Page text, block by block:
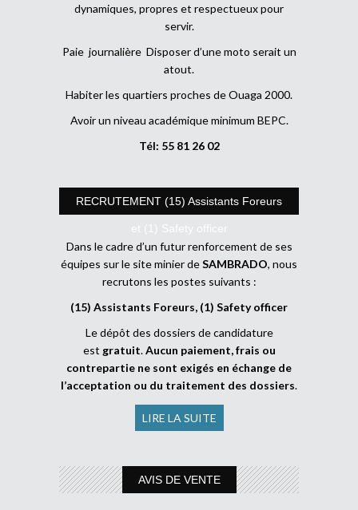
dynamiques, propres et respectueux pour
servir.
Paie journalière Disposer d’une moto serait un
atout.
Habiter les quartiers proches de Ouaga 2000.
Avoir un niveau académique minimum BEPC.
Tél: 55 81 26 02
RECRUTEMENT (15) Assistants Foreurs
et (1) Safety officer
Dans le cadre d’un futur renforcement de ses
équipes sur le site minier deSAMBRADO, nous
recrutons les postes suivants :
(15) Assistants Foreurs, (1) Safety officer
Le dépôt des dossiers de candidature
est gratuit.Aucun paiement, frais ou
contrepartie ne sont exigés en échange de
l’acceptation ou du traitement des dossiers.
LIRE LA SUITE
AVIS DE VENTE